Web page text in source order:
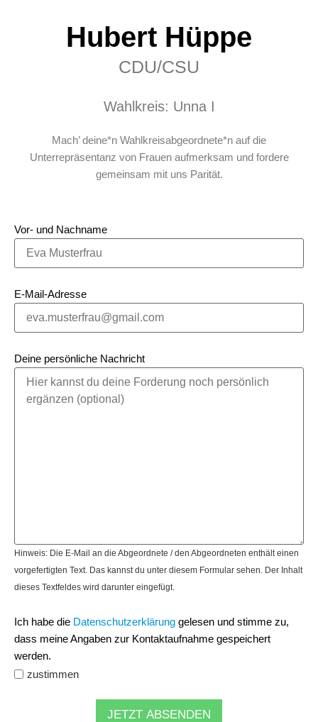
Hubert Hüppe
CDU/CSU
Wahlkreis: Unna I
Mach’ deine*n Wahlkreisabgeordnete*n auf die
Unterrepräsentanz von Frauen aufmerksam und fordere
gemeinsam mit uns Parität.
Vor- und Nachname
E-Mail-Adresse
Deine persönliche Nachricht
Hinweis: Die E-Mail an die Abgeordnete / den Abgeordneten enthält einen
vorgefertigten Text. Das kannst du unter diesem Formular sehen. Der Inhalt
dieses Textfeldes wird darunter eingefügt.
Ich habe die Datenschutzerklärung gelesen und stimme zu,
dass meine Angaben zur Kontaktaufnahme gespeichert
werden.
zustimmen
JETZT ABSENDEN